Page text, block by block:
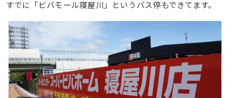
すでに「ビバモール寝屋川」というバス停もできてます。